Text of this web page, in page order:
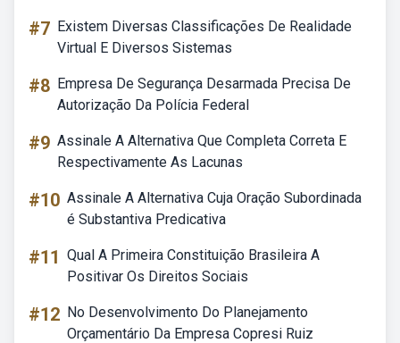
#7 Existem Diversas Classificações De Realidade
Virtual E Diversos Sistemas
#8 Empresa De Segurança Desarmada Precisa De
Autorização Da Polícia Federal
#9 Assinale A Alternativa Que Completa Correta E
Respectivamente As Lacunas
#10 Assinale A Alternativa Cuja Oração Subordinada
é Substantiva Predicativa
#11 Qual A Primeira Constituição Brasileira A
Positivar Os Direitos Sociais
#12 No Desenvolvimento Do Planejamento
Orçamentário Da Empresa Copresi Ruiz